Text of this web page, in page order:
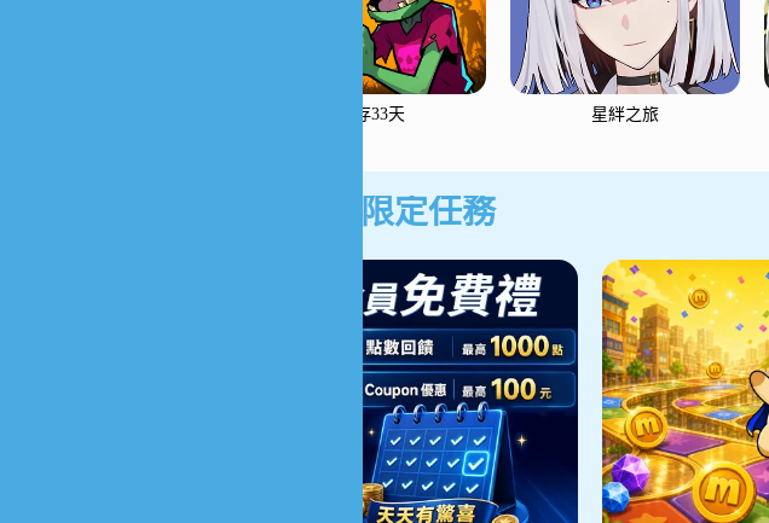
生存33天 星絆之旅
會員限定任務